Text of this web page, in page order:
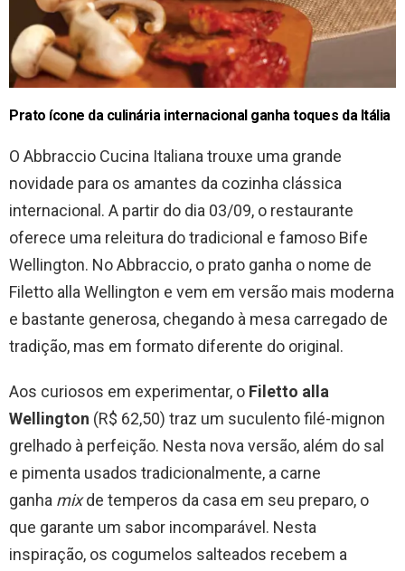
Prato ícone da culinária internacional ganha toques da Itália
O Abbraccio Cucina Italiana trouxe uma grande
novidade para os amantes da cozinha clássica
internacional. A partir do dia 03/09, o restaurante
oferece uma releitura do tradicional e famoso Bife
Wellington. No Abbraccio, o prato ganha o nome de
Filetto alla Wellington e vem em versão mais moderna
e bastante generosa, chegando à mesa carregado de
tradição, mas em formato diferente do original.
Aos curiosos em experimentar, o Filetto alla
Wellington (R$ 62,50) traz um suculento filé-mignon
grelhado à perfeição. Nesta nova versão, além do sal
e pimenta usados tradicionalmente, a carne
ganha mixde temperos da casa em seu preparo, o
que garante um sabor incomparável. Nesta
inspiração, os cogumelos salteados recebem a